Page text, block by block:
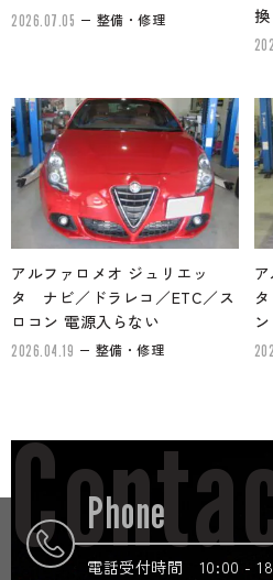
2026.07.05 整備・修理
アルファロメオ ジュリエッ
タ ナビ／ドラレコ／ETC／ス
ロコン 電源入らない
2026.04.19 整備・修理
Phone
電話受付時間 10:00 -